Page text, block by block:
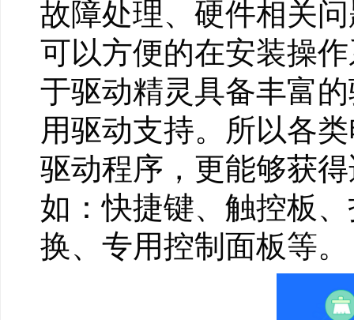
故障处理、硬件相关
可以方便的在安装操
于驱动精灵具备丰富
用驱动支持。所以各
驱动程序，更能够获
如：快捷键、触控板
换、专用控制面板等。